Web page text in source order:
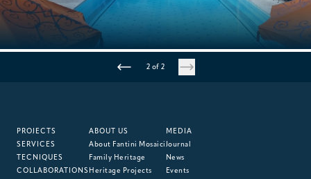
2 of 2
PROJECTS
SERVICES
TECNIQUES
COLLABORATIONS
ABOUT US
About Fantini Mosaici
Family Heritage
Heritage Projects
MEDIA
Journal
News
Events